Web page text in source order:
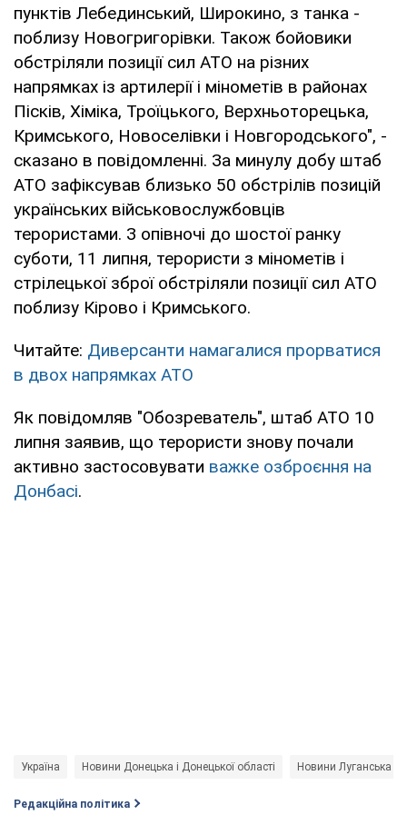
пунктів Лебединський, Широкино, з танка -
поблизу Новогригорівки. Також бойовики
обстріляли позиції сил АТО на різних
напрямках із артилерії і мінометів в районах
Пісків, Хіміка, Троїцького, Верхньоторецька,
Кримського, Новоселівки і Новгородського", -
сказано в повідомленні. За минулу добу штаб
АТО зафіксував близько 50 обстрілів позицій
українських військовослужбовців
терористами. З опівночі до шостої ранку
суботи, 11 липня, терористи з мінометів і
стрілецької зброї обстріляли позиції сил АТО
поблизу Кірово і Кримського.
Читайте: Диверсанти намагалися прорватися
в двох напрямках АТО
Як повідомляв "Обозреватель", штаб АТО 10
липня заявив, що терористи знову почали
активно застосовувати важке озброєння на
Донбасі.
Україна Новини Донецька і Донецької області Новини Луганська і
Редакційна політика